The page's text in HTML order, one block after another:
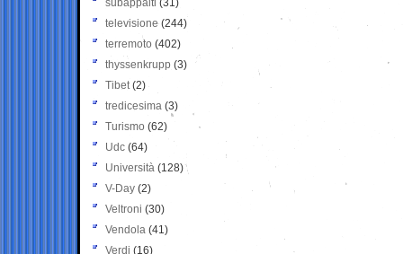
subappalti (31)
televisione(244)
terremoto (402)
thyssenkrupp (3)
Tibet(2)
tredicesima (3)
Turismo (62)
Udc (64)
Università (128)
V-Day (2)
Veltroni (30)
Vendola (41)
Verdi (16)